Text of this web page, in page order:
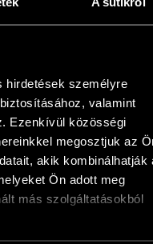
hirdetések személyre
valamint
Ezenkívül közösségi
megosztjuk az
akik kombinálhatják
Ön adott meg
más szolgáltatásokból
metropolisz